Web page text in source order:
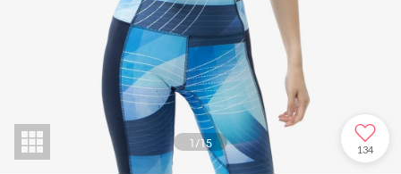
1/15 134